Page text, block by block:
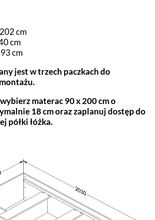
cm
cm
cm
jest w trzech paczkach do
materac 90 x 200 cm o
18 cm oraz zaplanuj dostęp do
półki łóżka.